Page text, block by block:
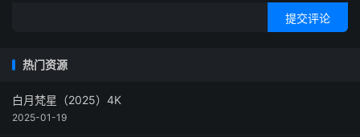
提交评论
热门资源
白月梵星（2025）4K
2025-01-19